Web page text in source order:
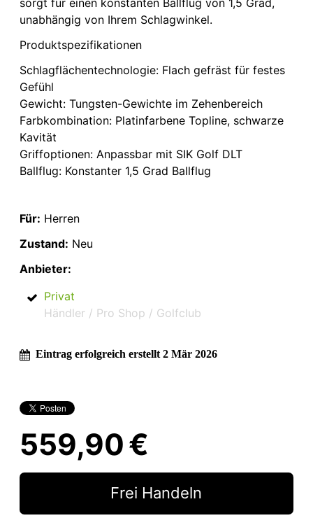
unabhängig von Ihrem Schlagwinkel.
Produktspezifikationen
Schlagflächentechnologie: Flach gefräst für festes
Gefühl
Gewicht: Tungsten-Gewichte im Zehenbereich
Farbkombination: Platinfarbene Topline, schwarze
Kavität
Griffoptionen: Anpassbar mit SIK Golf DLT
Ballflug: Konstanter 1,5 Grad Ballflug
Für: Herren
Zustand: Neu
Anbieter:
Privat
Händler / Pro Shop / Golfclub
Eintrag erfolgreich erstellt 2 Mär 2026
559,90 €
Frei Handeln